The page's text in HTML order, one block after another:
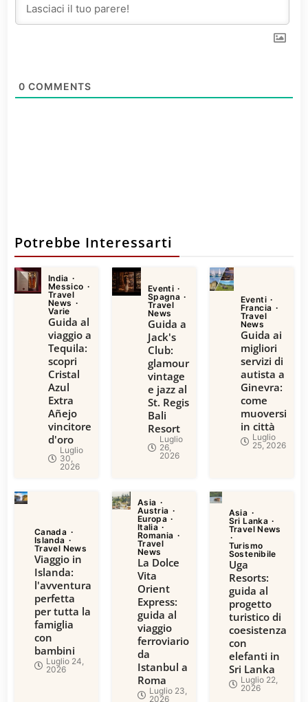
0 COMMENTS
Potrebbe Interessarti
India
Messico
Travel
News
Varie
Guida al
viaggio a
Tequila:
scopri
Cristal
Azul
Extra
Añejo
vincitore
d'oro
Luglio
30,
2026
Eventi
Spagna
Travel
News
Guida a
Jack's
Club:
glamour
vintage
e jazz al
St. Regis
Bali
Resort
Luglio
26,
2026
Eventi
Francia
Travel
News
Guida ai
migliori
servizi di
autista a
Ginevra:
come
muoversi
in città
Luglio
25, 2026
Canada
Islanda
Travel News
Viaggio in
Islanda:
l'avventura
perfetta
per tutta la
famiglia
con
bambini
Luglio 24,
2026
Asia
Austria
Europa
Italia
Romania
Travel
News
La Dolce
Vita
Orient
Express:
guida al
viaggio
ferroviario
da
Istanbul a
Roma
Luglio 23,
2026
Asia
Sri Lanka
Travel News
Turismo
Sostenibile
Uga
Resorts:
guida al
progetto
turistico di
coesistenza
con
elefanti in
Sri Lanka
Luglio 22,
2026